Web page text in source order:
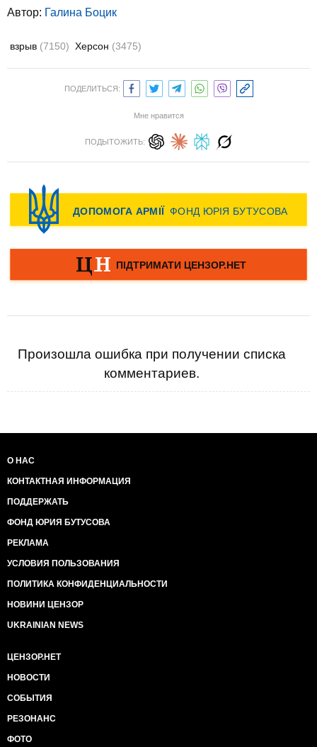
Автор: Галина Боцик
взрыв (7150) Херсон (3475)
ПОДЕЛИТЬСЯ:
Мне нравится
ПОДЫТОЖИТЬ:
Произошла ошибка при получении списка
комментариев.
О НАС
КОНТАКТНАЯ ИНФОРМАЦИЯ
ПОДДЕРЖАТЬ
ФОНД ЮРИЯ БУТУСОВА
РЕКЛАМА
УСЛОВИЯ ПОЛЬЗОВАНИЯ
ПОЛИТИКА КОНФИДЕНЦИАЛЬНОСТИ
НОВИНИ ЦЕНЗОР
UKRAINIAN NEWS
ЦЕНЗОР.НЕТ
НОВОСТИ
СОБЫТИЯ
РЕЗОНАНС
ФОТО